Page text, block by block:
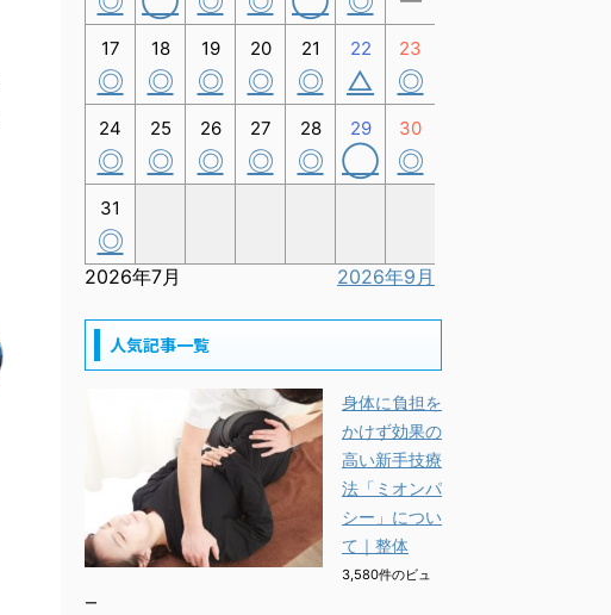
17
◎
18
◎
19
◎
20
◎
21
◎
22
△
23
◎
24
◎
25
◎
26
◎
27
◎
28
◎
29
◯
30
◎
31
◎
2026年7月 2026年9月
人気記事一覧
身体に負担を
かけず効果の
高い新手技療
法「ミオンパ
シー」につい
て｜整体
3,580件のビュ
ー